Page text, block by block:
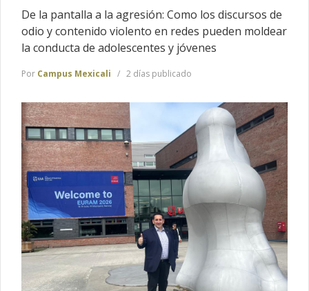
De la pantalla a la agresión: Como los discursos de
odio y contenido violento en redes pueden moldear
la conducta de adolescentes y jóvenes
Por Campus Mexicali 2 días publicado